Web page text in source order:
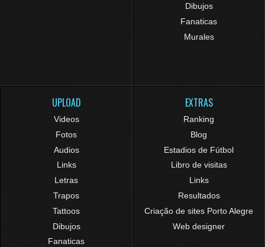
Dibujos
Fanaticas
Murales
UPLOAD
Videos
Fotos
Audios
Links
Letras
Trapos
Tattoos
Dibujos
Fanaticas
EXTRAS
Ranking
Blog
Estadios de Fútbol
Libro de visitas
Links
Resultados
Criação de sites Porto Alegre
Web designer